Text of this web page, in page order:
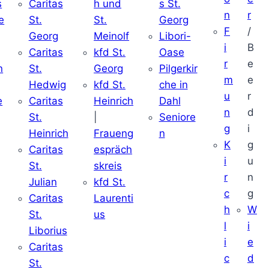
Caritas
St.
Georg
Caritas
St.
Hedwig
Caritas
St.
Heinrich
Caritas
St.
Julian
Caritas
St.
Liborius
Caritas
St.
h und
St.
Meinolf
kfd St.
Georg
kfd St.
Heinrich
Fraueng
espräch
skreis
kfd St.
Laurenti
us
s St.
Georg
Libori-
Oase
Pilgerkir
che in
Dahl
Seniore
n
n
F
i
r
m
u
n
g
K
i
r
c
h
l
i
c
r
/
B
e
e
r
d
i
g
u
n
g
W
i
e
d